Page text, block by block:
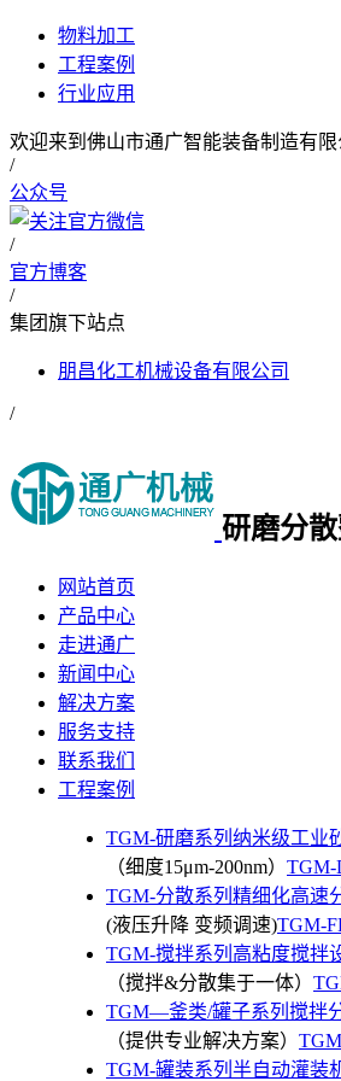
物料加工
工程案例
行业应用
欢迎来到佛山市通广智能装备制造有限
/
公众号
/
官方博客
/
集团旗下站点
朋昌化工机械设备有限公司
/
研磨分
网站首页
产品中心
走进通广
新闻中心
解决方案
服务支持
联系我们
工程案例
TGM-研磨系列纳米级工业
（细度15μm-200nm） TGM-
TGM-分散系列精细化高速
(液压升降 变频调速)TGM-
TGM-搅拌系列高粘度搅拌
（搅拌&分散集于一体）
TGM—釜类/罐子系列搅拌
（提供专业解决方案）
TGM-罐装系列半自动灌装